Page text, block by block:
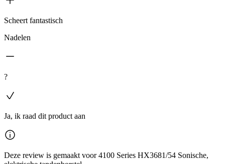
Scheert fantastisch
Nadelen
?
Ja, ik raad dit product aan
Deze review is gemaakt voor 4100 Series HX3681/54 Sonische,